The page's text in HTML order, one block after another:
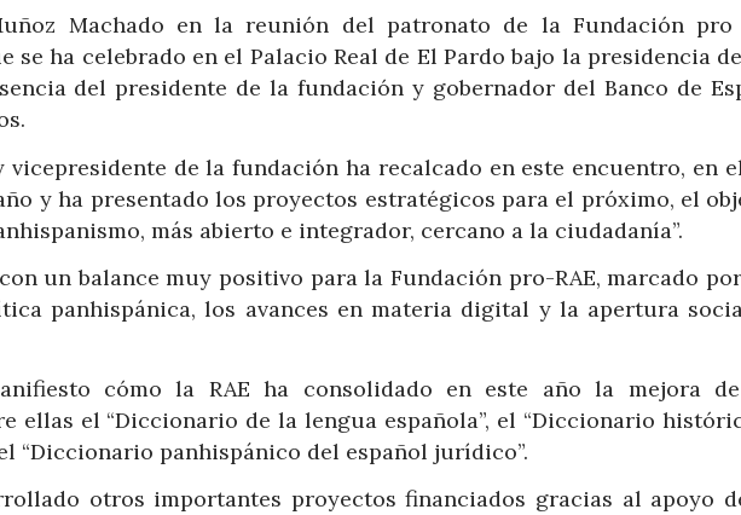
Machado en la reunión del patronato de la Fundación pro
se ha celebrado en el Palacio Real de El Pardo bajo la presidencia
del presidente de la fundación y gobernador del Banco de
vicepresidente de la fundación ha recalcado en este encuentro, en
y ha presentado los proyectos estratégicos para el próximo, el
más abierto e integrador, cercano a la ciudadanía”.
un balance muy positivo para la Fundación pro-RAE, marcado
panhispánica, los avances en materia digital y la apertura
cómo la RAE ha consolidado en este año la mejora
ellas el “Diccionario de la lengua española”, el “Diccionario
“Diccionario panhispánico del español jurídico”.
otros importantes proyectos financiados gracias al apoyo